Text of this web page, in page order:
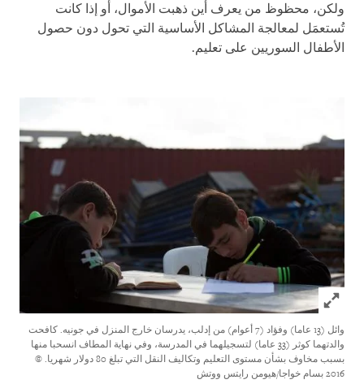
ولكن، محظوظ من يعرف أين ذهبت الأموال، أو إذا كانت
تُستعمَل لمعالجة المشاكل الأساسية التي تحول دون حصول
الأطفال السوريين على تعليم.
Click to expand Image
وائل (13 عاما) وفؤاد (7 أعوام) من إدلب، يدرسان خارج المنزل في جونيه. كافحت
والدتهما كوثر (33 عاما) لتسجيلهما في المدرسة، وفي نهاية المطاف انسحبا منها
بسبب مخاوف بشأن مستوى التعليم وتكاليف النقل التي تبلغ 80 دولار شهريا.
©
2016 بسام خواجا/هيومن رايتس ووتش